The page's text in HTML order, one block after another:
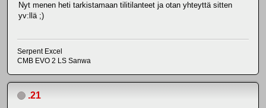
Nyt menen heti tarkistamaan tilitilanteet ja otan yhteyttä sitten
yv:llä ;)
Serpent Excel
CMB EVO 2 LS Sanwa
.21